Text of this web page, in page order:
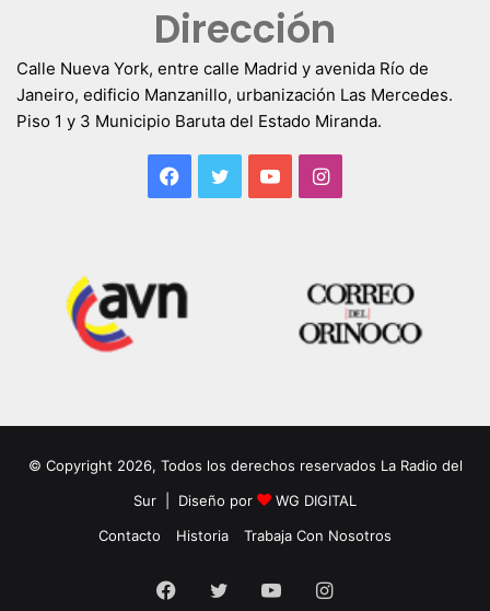
Dirección
Calle Nueva York, entre calle Madrid y avenida Río de
Janeiro, edificio Manzanillo, urbanización Las Mercedes.
Piso 1 y 3 Municipio Baruta del Estado Miranda.
Facebook
TwitterYouTubeInstagram
© Copyright 2026, Todos los derechos reservados La Radio del
Sur | Diseño por
WG DIGITAL
Contacto
Historia Trabaja Con Nosotros
Facebook
TwitterYouTubeInstagram